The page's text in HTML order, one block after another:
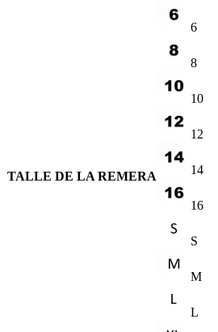
TALLE DE LA REMERA
6
8
10
12
14
16
S
M
L